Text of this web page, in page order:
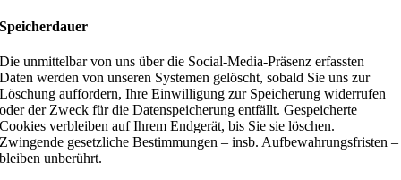
Speicherdauer
Die unmittelbar von uns über die Social-Media-Präsenz erfassten
Daten werden von unseren Systemen gelöscht, sobald Sie uns zur
Löschung auffordern, Ihre Einwilligung zur Speicherung widerrufen
oder der Zweck für die Datenspeicherung entfällt. Gespeicherte
Cookies verbleiben auf Ihrem Endgerät, bis Sie sie löschen.
Zwingende gesetzliche Bestimmungen – insb. Aufbewahrungsfristen –
bleiben unberührt.